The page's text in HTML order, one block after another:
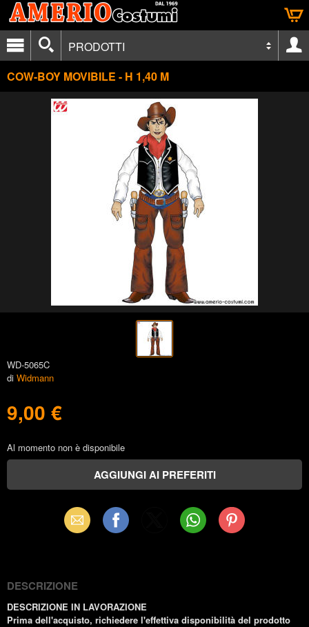
PRODOTTI
COW-BOY MOVIBILE - H 1,40 M
WD-5065C
di Widmann
9,00 €
Al momento non è disponibile
Email Facebook WhatsAppPinterest
DESCRIZIONE
DESCRIZIONE IN LAVORAZIONE
Prima dell'acquisto, richiedere l'effettiva disponibilità del prodotto